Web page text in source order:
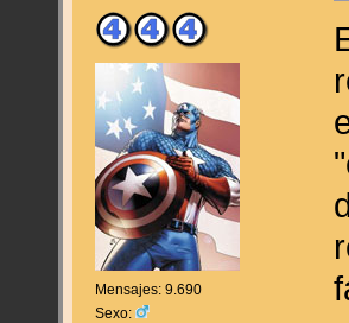
Mensajes: 9.690
Sexo: